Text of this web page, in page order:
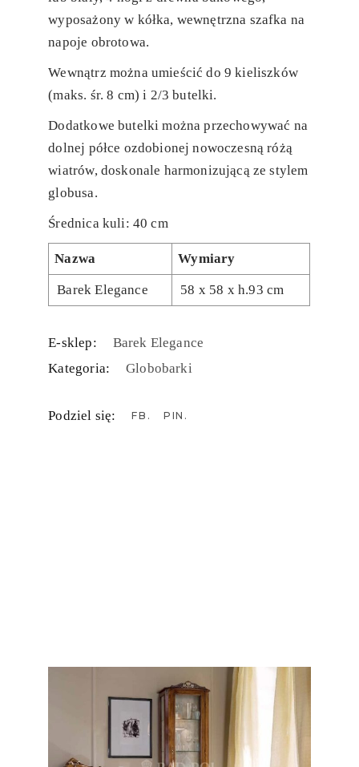
wyposażony w kółka, wewnętrzna szafka na
napoje obrotowa.
Wewnątrz można umieścić do 9 kieliszków
(maks. śr. 8 cm) i 2/3 butelki.
Dodatkowe butelki można przechowywać na
dolnej półce ozdobionej nowoczesną różą
wiatrów, doskonale harmonizującą ze stylem
globusa.
Średnica kuli: 40 cm
Nazwa Wymiary
Barek Elegance 58 x 58 x h.93 cm
E-sklep:
Barek Elegance
Kategoria:
Globobarki
Podziel się: FB PIN